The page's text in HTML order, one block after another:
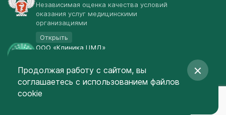
Независимая оценка качества условий
оказания услуг медицинскими
организациями
Открыть
ООО «Клиника ЦМД»
Открыть
© Клиника ЦМД 2003-2026
Создание сайта
Продолжая работу с сайтом, вы
соглашаетесь с использованием файлов
cookie